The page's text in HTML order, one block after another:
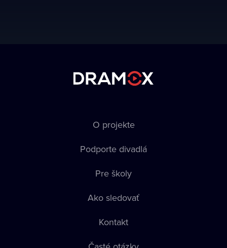
O projekte
Podporte divadlá
Pre školy
Ako sledovať
Kontakt